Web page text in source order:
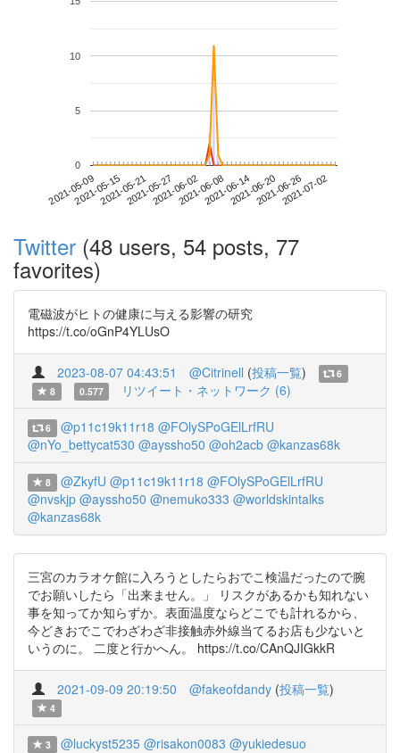
2021-05-092021-05-152021-05-212021-05-272021-06-022021-06-082021-06-142021-06-202021-06-262021-07-02
0
5
10
Twitter (48 users, 54 posts, 77
favorites)
電磁波がヒトの健康に与える影響の研究
https://t.co/oGnP4YLUsO
2023-08-07 04:43:51 @Citrinell (投稿一覧)
6
8
0.577 リツイート・ネットワーク (6)
6 @p11c19k11r18 @FOlySPoGElLrfRU
@nYo_bettycat530 @ayssho50 @oh2acb @kanzas68k
8 @ZkyfU @p11c19k11r18 @FOlySPoGElLrfRU
@nvskjp @ayssho50 @nemuko333 @worldskintalks
@kanzas68k
三宮のカラオケ館に入ろうとしたらおでこ検温だったので腕
でお願いしたら「出来ません。」 リスクがあるかも知れない
事を知ってか知らずか。表面温度ならどこでも計れるから、
今どきおでこでわざわざ非接触赤外線当てるお店も少ないと
いうのに。 二度と行かへん。 https://t.co/CAnQJIGkkR
2021-09-09 20:19:50 @fakeofdandy (投稿一覧)
4
3 @luckyst5235 @risakon0083 @yukiedesuo